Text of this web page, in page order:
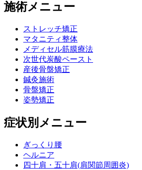
施術メニュー
ストレッチ矯正
マタニティ整体
メディセル筋膜療法
次世代炭酸ペースト
産後骨盤矯正
鍼灸施術
骨盤矯正
姿勢矯正
症状別メニュー
ぎっくり腰
ヘルニア
四十肩・五十肩(肩関節周囲炎)